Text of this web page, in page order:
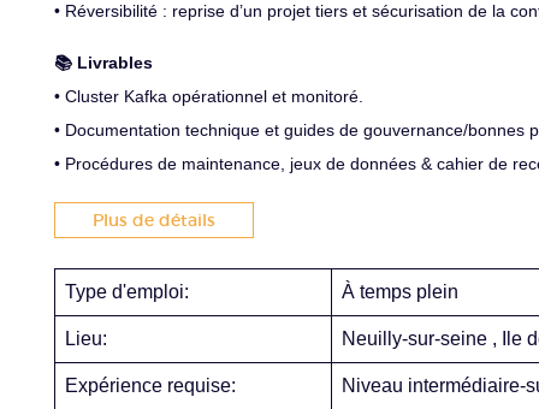
• Réversibilité : reprise d’un projet tiers et sécurisation de la
📚 Livrables
• Cluster Kafka opérationnel et monitoré.
• Documentation technique et guides de gouvernance/bonnes
• Procédures de maintenance, jeux de données & cahier de
Plus de détails
Type d'emploi: À temps plein
Lieu: Neuilly-sur-seine , Ile
Expérience requise: Niveau intermédiaire-